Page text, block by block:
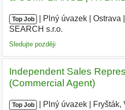
Top Job Plný úvazek Ostrava
SEARCH s.r.o.
Sledujte později
Independent Sales
(Commercial Agent)
Top Job Plný úvazek Fryšták,